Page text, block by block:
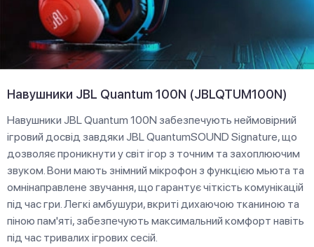
Навушники JBL Quantum 100N (JBLQTUM100N)
Навушники JBL Quantum 100N забезпечують неймовірний
ігровий досвід завдяки JBL QuantumSOUND Signature, що
дозволяє проникнути у світ ігор з точним та захоплюючим
звуком. Вони мають знімний мікрофон з функцією мьюта та
омнінаправлене звучання, що гарантує чіткість комунікацій
під час гри. Легкі амбушури, вкриті дихаючою тканиною та
піною пам'яті, забезпечують максимальний комфорт навіть
під час тривалих ігрових сесій.